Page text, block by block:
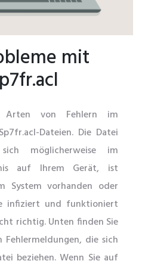
mit
Arten von Fehlern im
Dateien. Die Datei
möglicherweise im
auf Ihrem Gerät, ist
System vorhanden oder
infiziert und funktioniert
richtig. Unten finden Sie
die sich
beziehen. Wenn Sie auf